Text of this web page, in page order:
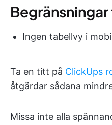
Ingen tabellvy i
Ta en titt på ClickUps
åtgärdar sådana
Missa inte alla